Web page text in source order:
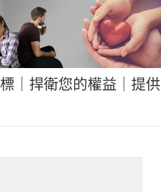
｜捍衛您的權益｜提